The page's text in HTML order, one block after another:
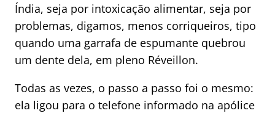
Índia, seja por intoxicação alimentar, seja por
problemas, digamos, menos corriqueiros, tipo
quando uma garrafa de espumante quebrou
um dente dela, em pleno Réveillon.
Todas as vezes, o passo a passo foi o mesmo:
ela ligou para o telefone informado na apólice